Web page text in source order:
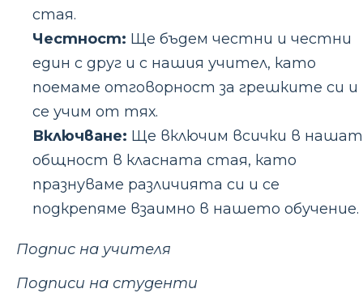
стая.
Честност: Ще бъдем честни и честни
един с друг и с нашия учител, като
поемаме отговорност за грешките си и
се учим от тях.
Включване: Ще включим всички в
общност в класната стая, като
празнуваме различията си и се
подкрепяме взаимно в нашето обучение.
Подпис на учителя
Подписи на студенти